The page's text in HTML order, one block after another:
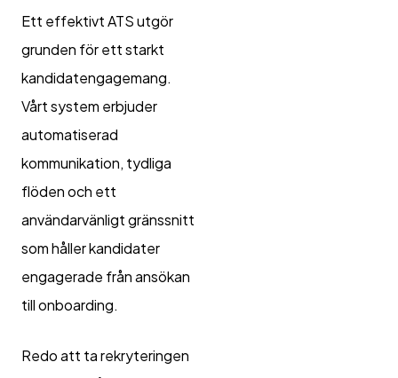
Ett effektivt ATS utgör
grunden för ett starkt
kandidatengagemang.
Vårt system erbjuder
automatiserad
kommunikation, tydliga
flöden och ett
användarvänligt gränssnitt
som håller kandidater
engagerade från ansökan
till onboarding.
Redo att ta rekryteringen